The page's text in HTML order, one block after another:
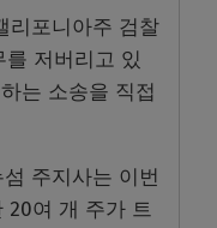
리포니아주 검찰
저버리고 있
는 소송을 직접
주지사는 이번
20여 개 주가 트